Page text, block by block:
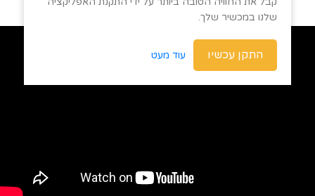
שלנו במכשיר שלך.
התקן עכשיו עוד מעט